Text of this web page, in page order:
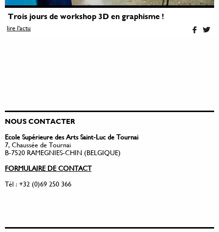
Trois jours de workshop 3D en graphisme !
lire l'actu
NOUS CONTACTER
Ecole Supérieure des Arts Saint-Luc de Tournai
7, Chaussée de Tournai
B-7520 RAMEGNIES-CHIN (BELGIQUE)
FORMULAIRE DE CONTACT
Tél : +32 (0)69 250 366